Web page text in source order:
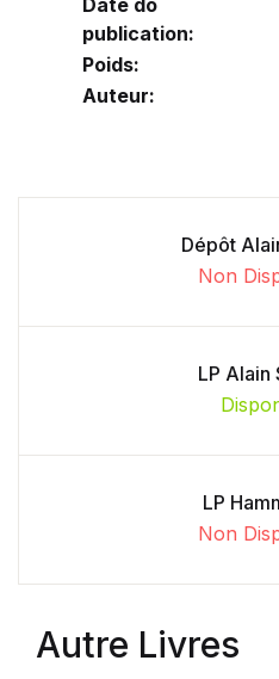
publication:
Poids:
Auteur:
Dépôt
Non
LP Alain
LP
Non
Autre Livres